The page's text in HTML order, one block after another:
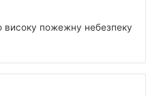
пожежну небезпеку